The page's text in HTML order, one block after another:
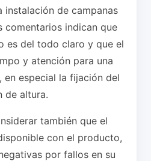
instalación de campanas
comentarios indican que
es del todo claro y que el
y atención para una
especial la fijación del
de altura.
también que el
con el producto,
por fallos en su